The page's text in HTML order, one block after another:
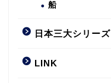
船
日本三大シリーズ
LINK